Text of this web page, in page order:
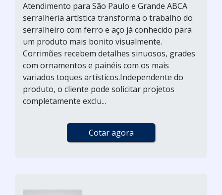
Atendimento para São Paulo e Grande ABCA
serralheria artística transforma o trabalho do
serralheiro com ferro e aço já conhecido para
um produto mais bonito visualmente.
Corrimões recebem detalhes sinuosos, grades
com ornamentos e painéis com os mais
variados toques artísticos.Independente do
produto, o cliente pode solicitar projetos
completamente exclu...
Cotar agora